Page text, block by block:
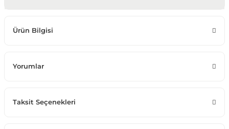
Ürün Bilgisi
Yorumlar
Taksit Seçenekleri